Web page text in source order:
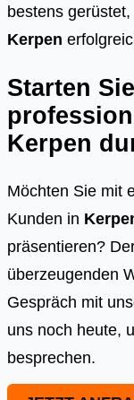
bestens
Kerpen
Starten
Kerpen
Möchten Sie mit
Kunden in
präsentieren?
überzeugenden
Gespräch mit
uns noch heute,
besprechen.